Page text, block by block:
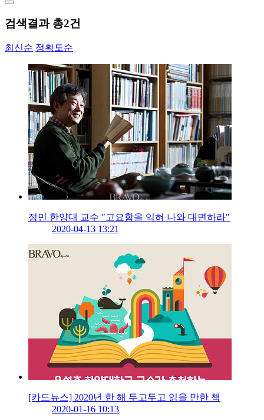
검색결과 총2건
최신순 정확도순
정민 한양대 교수 "고요함을 익혀 나와 대면하라"
2020-04-13 13:21
[카드뉴스] 2020년 한 해 두고두고 읽을 만한 책
2020-01-16 10:13